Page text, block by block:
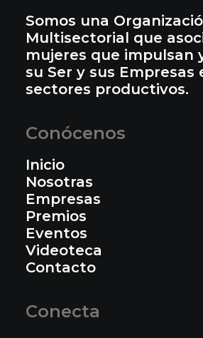
Somos una
Multisectorial que
mujeres que impulsan
su Ser y sus Empresas
sectores productivos.
Conócenos
Inicio
Nosotras
Empresas
Premios
Eventos
Videoteca
Contacto
Conecta